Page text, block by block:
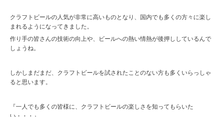
クラフトビールの人気が非常に高いものとなり、国内でも多くの方々に楽し
まれるようになってきました。
作り手の皆さんの技術の向上や、ビールへの熱い情熱が後押ししているんで
しょうね。
しかしまだまだ、クラフトビールを試されたことのない方も多くいらっしゃ
ると思います。
『一人でも多くの皆様に、クラフトビールの楽しさを知ってもらいた